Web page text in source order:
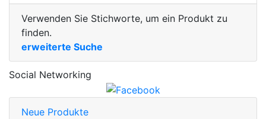
Verwenden Sie Stichworte, um ein Produkt zu
finden.
erweiterte Suche
Social Networking
Neue Produkte